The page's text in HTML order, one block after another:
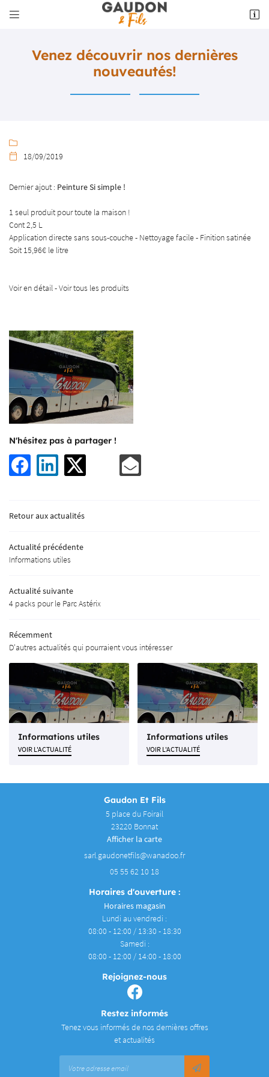

EN AUTOCAR
CATALOGUE
CONTACT

Restez
INSCRIPTION
05 55 62 10 18
 Adresse email de réception
Recopier le code ci-contre
Rafraîchir le captcha
email indiqué ci-dessus. Vous pouvez vous désinscrire à tout moment en utilisant
formulaire de désinscription.
INSCRIPTION
Venez découvrir nos dernières
nouveautés!


18/09/2019
Dernier ajout : Peinture Si simple !
1 seul produit pour toute la maison !
Cont 2,5 L
Application directe sans sous-couche - Nettoyage facile - Finition satinée
Soit 15,96€ le litre
Voir en détail-Voir tous les produits
N'hésitez pas à partager !
Retour aux actualités
Actualité précédente
Informations utiles
Actualité suivante
4 packs pour le Parc Astérix
Récemment
D'autres actualités qui pourraient vous intéresser
Informations utiles
VOIR L'ACTUALITÉ
Informations utiles
VOIR L'ACTUALITÉ
Gaudon Et Fils
5 place du Foirail
23220 Bonnat
Afficher la carte
05 55 62 10 18
Horaires d'ouverture :
Horaires magasin
Lundi au vendredi :
08:00 - 12:00 / 13:30 - 18:30
Samedi :
08:00 - 12:00 / 14:00 - 18:00
Rejoignez-nous
Restez informés
Tenez vous informés de nos dernières offres
et actualités